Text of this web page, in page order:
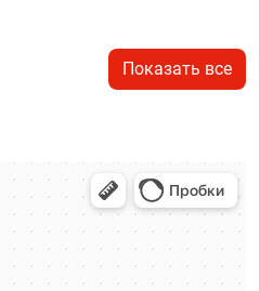
Показать все